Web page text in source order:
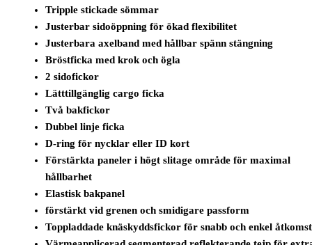
Tripple stickade sömmar
Justerbar sidoöppning för ökad flexibilitet
Justerbara axelband med hållbar spänn stängning
Bröstficka med krok och ögla
2 sidofickor
Lätttillgänglig cargo ficka
Två bakfickor
Dubbel linje ficka
D-ring för nycklar eller ID kort
Förstärkta paneler i högt slitage område för maximal
hållbarhet
Elastisk bakpanel
förstärkt vid grenen och smidigare passform
Toppladdade knäskyddsfickor för snabb och enkel åtkomst